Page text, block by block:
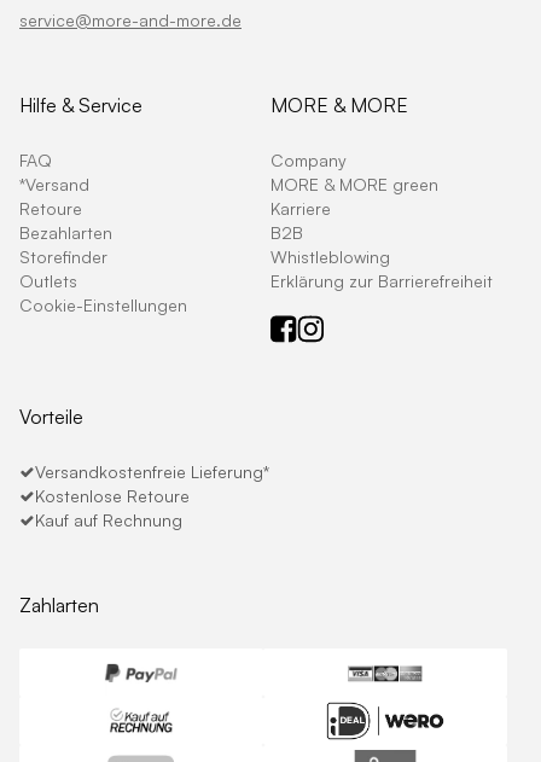
service@more-and-more.de
Hilfe & Service
FAQ
*Versand
Retoure
Bezahlarten
Storefinder
Outlets
Cookie-Einstellungen
MORE & MORE
Company
MORE & MORE green
Karriere
B2B
Whistleblowing
Erklärung zur Barrierefreiheit
Vorteile
Versandkostenfreie Lieferung*
Kostenlose Retoure
Kauf auf Rechnung
Zahlarten